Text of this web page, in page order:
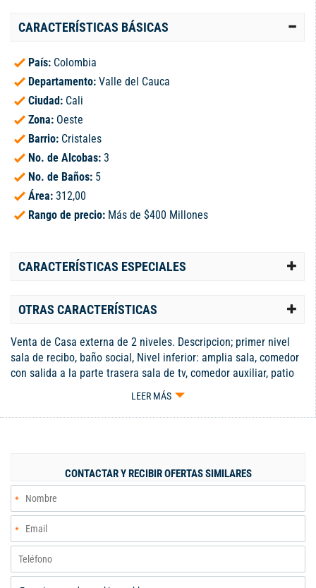
CARACTERÍSTICAS BÁSICAS
País: Colombia
Departamento: Valle del Cauca
Ciudad: Cali
Zona: Oeste
Barrio: Cristales
No. de Alcobas: 3
No. de Baños: 5
Área: 312,00
Rango de precio: Más de $400 Millones
CARACTERÍSTICAS ESPECIALES
OTRAS CARACTERÍSTICAS
Venta de Casa externa de 2 niveles. Descripcion; primer nivel
sala de recibo, baño social, Nivel inferior: amplia sala, comedor
con salida a la parte trasera sala de tv, comedor auxiliar, patio
al aire libre con zona verde. cocina integral, lavaplatos electrico,
lavanderia , patio de ropas, cuarto de servicio con baño.
alcoba con closet, baño de alcobas.
LEER MÁS
CONTACTAR Y RECIBIR OFERTAS SIMILARES